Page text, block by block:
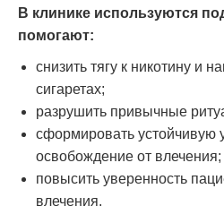
В клинике используются
помогают:
снизить тягу к никотину и
сигаретах;
разрушить привычные
сформировать устойчивую
освобождение от влечения;
повысить уверенность
влечения.